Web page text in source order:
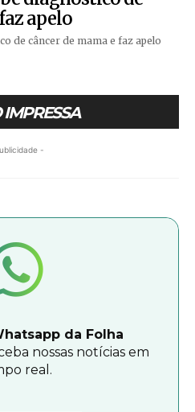
apelo
de câncer de mama e faz apelo
-
da Folha
nossas notícias em
real.